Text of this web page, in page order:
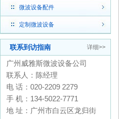
微波设备配件
定制微波设备
联系到访指南 详细>>
广州威雅斯微波设备公司
联系人：陈经理
电 话：020-2209 2279
手 机：134-5022-7771
地 址：广州市白云区龙归街